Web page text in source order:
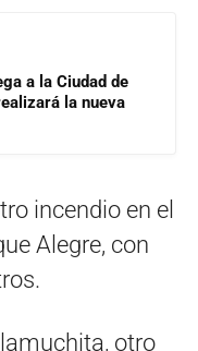
a la Ciudad de
la nueva
incendio en el
Alegre, con
otro